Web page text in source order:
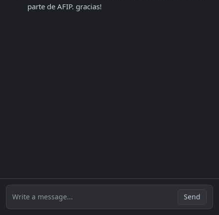
parte de AFIP. gracias!
Write a message... Send